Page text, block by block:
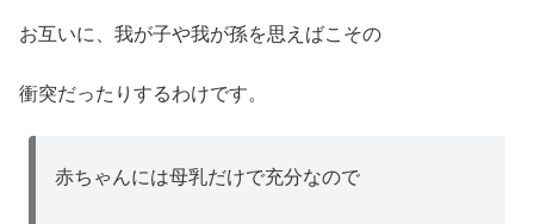
お互いに、我が子や我が孫を思えばこその
衝突だったりするわけです。
赤ちゃんには母乳だけで充分なので